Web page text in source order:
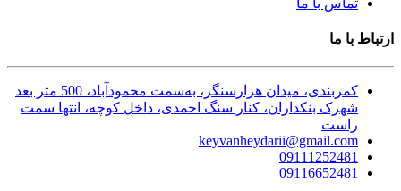
ارتباط با ما
کمربندی، میدان هزارسنگر، به‌سمت محمودآباد، 500 متر بعد
شهرک بنکداران، کنار سنگ احمدی، داخل کوچه، انتها سمت
راست
keyvanheydarii@gmail.com
09111252481
09116652481